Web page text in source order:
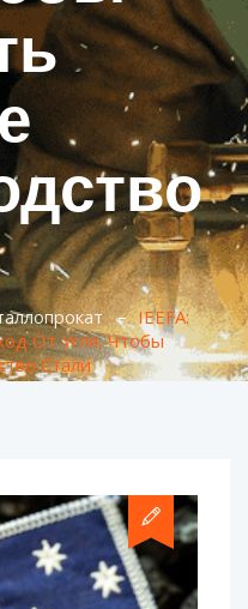
–IEEFA:
От Угля, Чтобы
Стали